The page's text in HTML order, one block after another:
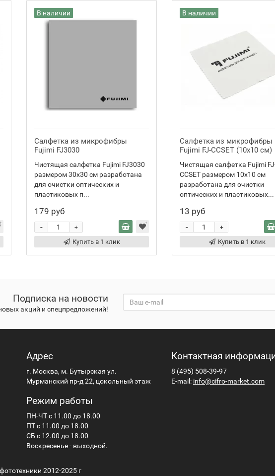
В наличии
Салфетка из микрофибры
Fujimi FJ3030
Чистящая салфетка Fujimi FJ3030
размером 30x30 см разработана
для очистки оптических и
пластиковых п...
179 руб
+
-
Купить в 1 клик
В наличии
Салфетка из микрофибры
Fujimi FJ-CCSET (10x10 см)
Чистящая салфетка Fujimi
CCSET размером 10x10 см
разработана для очистки
оптических и пластиковых...
13 руб
+
-
Купить в 1 клик
Подписка на новости
акций и спецпредложений!
Адрес
г. Москва, м. Бутырская ул.
Мурманский пр-д 22, цокольный этаж
Режим работы
ПН-ЧТ с 11.00 до 18.00
ПТ с 11.00 до 18.00
СБ с 12.00 до 18.00
Воскресенье - выходной.
Контактная
8 (495) 508-39-97
E-mail: info@cifro-market.com
2012-2025 г